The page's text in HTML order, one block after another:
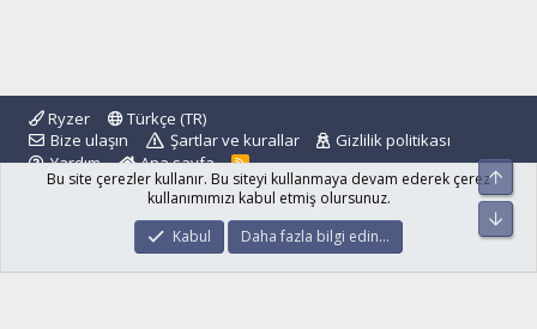
Ryzer
Türkçe (TR)
Bize ulaşın
Şartlar ve kurallar
Gizlilik politikası
Yardım
Ana sayfa
R
S
S
Community platform by XenForo ® © 2010-2024 XenForo Ltd.
© 2001 - 2024
Bu site çerezler kullanır. Bu siteyi kullanmaya devam ederek çerez
kullanımımızı kabul etmiş olursunuz.
Kabul
Daha fazla bilgi edin…
Üst
Alt